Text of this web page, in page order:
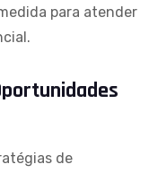
para atender
de